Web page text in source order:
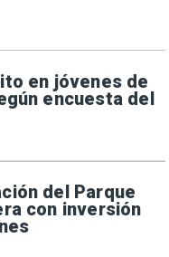
en jóvenes de
encuesta del
del Parque
con inversión